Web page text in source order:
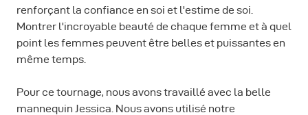
renforçant la confiance en soi et l'estime de soi.
Montrer l'incroyable beauté de chaque femme et à quel
point les femmes peuvent être belles et puissantes en
même temps.
Pour ce tournage, nous avons travaillé avec la belle
mannequin Jessica. Nous avons utilisé notre